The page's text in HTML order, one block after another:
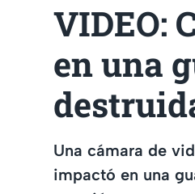
VIDEO:
en una
Una cámara de
impactó en una